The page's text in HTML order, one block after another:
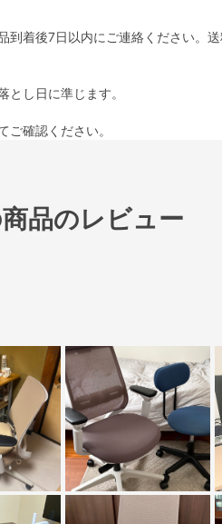
到着後7日以内にご連絡ください。
とし日に準じます。
ご確認ください。
品のレビュー